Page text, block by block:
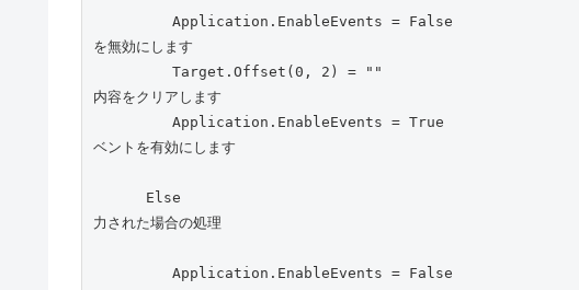
を無効にします
内容をクリアします
ベントを有効にします
力された場合の処理
         Application.EnableEvents = False